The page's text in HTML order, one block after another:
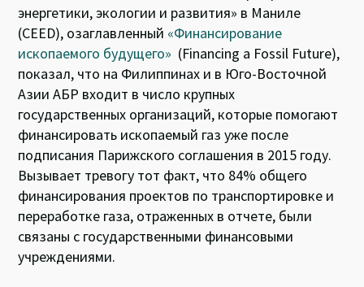
энергетики, экологии и развития» в Маниле
(CEED), озаглавленный «Финансирование
ископаемого будущего» (Financing a Fossil Future),
показал, что на Филиппинах и в Юго-Восточной
Азии АБР входит в число крупных
государственных организаций, которые помогают
финансировать ископаемый газ уже после
подписания Парижского соглашения в 2015 году.
Вызывает тревогу тот факт, что 84% общего
финансирования проектов по транспортировке и
переработке газа, отраженных в отчете, были
связаны с государственными финансовыми
учреждениями.